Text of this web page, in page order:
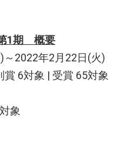
1期 概要
2022年2月22日(火)
6対象 | 受賞 65対象
象